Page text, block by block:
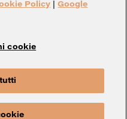
societari
Contatto
Policy |Google
cookie